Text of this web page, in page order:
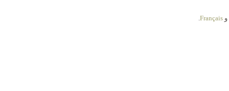
و Français
.